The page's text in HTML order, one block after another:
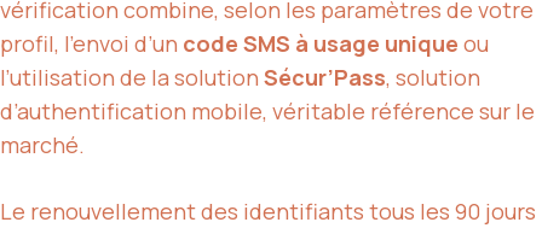
vérification combine, selon les paramètres de votre
profil, l’envoi d’un code SMS à usage unique ou
l’utilisation de la solution Sécur’Pass, solution
d’authentification mobile, véritable référence sur le
marché.
Le renouvellement des identifiants tous les 90 jours